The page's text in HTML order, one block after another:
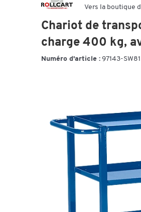
Vers la boutique
Chariot de
charge 400 kg,
Numéro d'article : 97143-SW81